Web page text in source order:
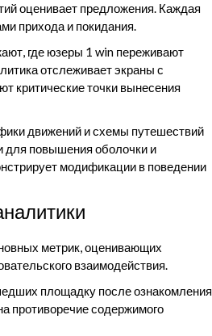
оценивает предложения. Каждая
прихода и покидания.
где юзеры 1 win переживают
отслеживает экраны с
критические точки вынесения
движений и схемы путешествий
для повышения оболочки и
модификации в поведении
метрик, оценивающих
взаимодействия.
площадку после ознакомления
противоречие содержимого